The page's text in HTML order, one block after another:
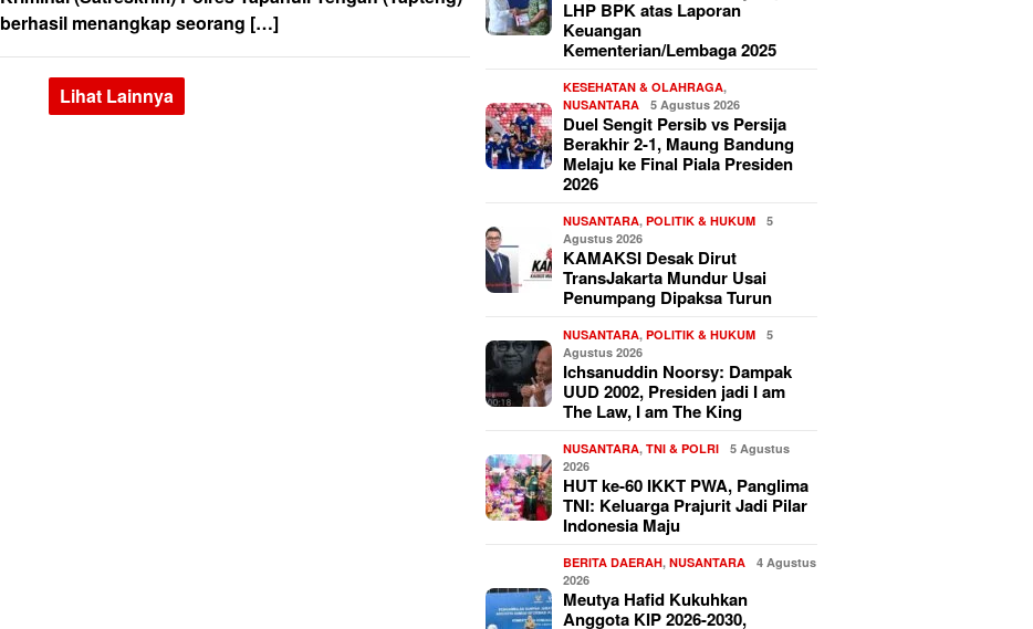
berhasil menangkap seorang […]
Lihat Lainnya
LHP BPK atas Laporan
Keuangan
Kementerian/Lembaga 2025
KESEHATAN & OLAHRAGA,
NUSANTARA
5 Agustus 2026
Duel Sengit Persib vs Persija
Berakhir 2-1, Maung Bandung
Melaju ke Final Piala Presiden
2026
NUSANTARA,POLITIK & HUKUM
5
Agustus 2026
KAMAKSI Desak Dirut
TransJakarta Mundur Usai
Penumpang Dipaksa Turun
NUSANTARA,POLITIK & HUKUM
5
Agustus 2026
Ichsanuddin Noorsy: Dampak
UUD 2002, Presiden jadi I am
The Law, I am The King
NUSANTARA,TNI & POLRI
5 Agustus
2026
HUT ke-60 IKKT PWA, Panglima
TNI: Keluarga Prajurit Jadi Pilar
Indonesia Maju
BERITA DAERAH,NUSANTARA
4 Agustus
2026
Meutya Hafid Kukuhkan
Anggota KIP 2026-2030,